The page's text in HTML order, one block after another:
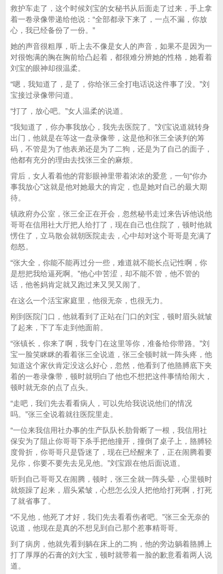
救护车走了，这个时候刘宝的女秘书从后面走了过来，手上拿
着一卷录像带递给他说：“全部都录下来了，一点不漏，你放
心，我已经备份了一份。”
她的声音很粗厚，听上去不像是女人的声音，如果不是因为一
对很饱满的胸在胸前给凸起着，都很难分辨她的性格，她看着
刘宝的眼神却很温柔。
“嗯，我知道了，是了，你给张三全打电话说这件事了没。”刘
宝接过录像带问道。
“打了，放心吧。”女人温柔的说道。
“我知道了，你办事我放心，我先去医院了。”刘宝说道就转身
出门，他就是在等这一盘录像带，这是他和张三全谈判的筹
码，不管是为了他表弟还是为了二狗，还是为了自己的面子，
他都有充分的理由去找张三全的麻烦。
背后，女人看着他的背影眼神里带着浓浓的爱意，一句“你办
事我放心”这就是他对她最大的肯定，也是她对自己的最大期
待。
镇政府办公室，张三全正在开会，忽然秘书走过来告诉他说他
哥哥在信用社大厅把人给打了，现在自己也住院了，顿时他就
愣住了，立马散会就朝医院走去，心中却对这个哥哥是充满了
怨怒。
“张大全，你能不能再过分一些，难道就不能长点记性啊，你
是想把我给逼死啊。”他心中苦涩，却不能不管，他不管的
话，他爸妈肯定就又跑过来又哭又闹了。
在这么一个活宝家庭里，他很无奈，也很无力。
刚到医院门口，他就看到了正站在门口的刘宝，顿时眉头就皱
了起来，下了车走到他面前。
“张镇长，你来了啊，我专门在这里等你，准备给你带路。”刘
宝一脸笑眯眯的看着张三全说道，张三全顿时就一阵头疼，他
知道这个家伙肯定没这么好心，忽然，他看到了他胳膊底下夹
着的一卷录像带，顿时就明白了他也不想把这件事情给闹大，
顿时就无奈的点了点头。
“走吧，我们先去看看病人，可以先给我说说他们的情况
吗。”张三全说着就往医院里走。
“一位来我信用社办事的生产队队长肋骨断了一根，我信用社
保安为了阻止你哥哥下杀手把他撞开，撞倒了桌子上，胳膊轻
度骨折，你哥哥只是昏迷了，现在已经醒来了，正在闹腾着要
见你，你要不要先去见见他。”刘宝跟在他后面说道。
听到自己哥哥又在闹腾，顿时，张三全就一阵头晕，心里顿时
就烦躁了起来，眉头紧皱，心想怎么没人把他给打死啊，打死
了就省事了。
“不见他，他死了才好，我们先去看看伤者吧。”张三全无奈的
说道，他现在是真的不想见到自己那个惹事精哥哥。
到了病房，他就先看到躺在床上的二狗，他的旁边躺着胳膊上
打了厚厚的石膏的刘大宝，顿时就带着一脸的歉意看着两人说
道。